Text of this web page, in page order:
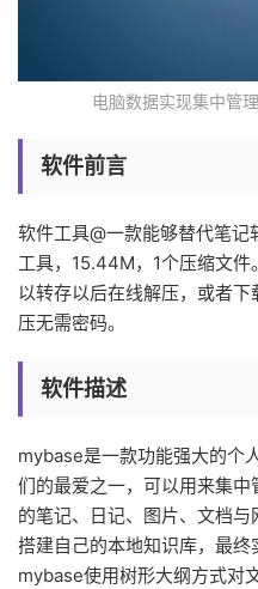
电脑数据实现集中管
软件前言
软件工具@一款能够替代笔
工具，15.44M，1个压缩文
以转存以后在线解压，或者
压无需密码。
软件描述
mybase是一款功能强大的个
们的最爱之一，可以用来集
的笔记、日记、图片、文档
搭建自己的本地知识库，最终
mybase使用树形大纲方式对